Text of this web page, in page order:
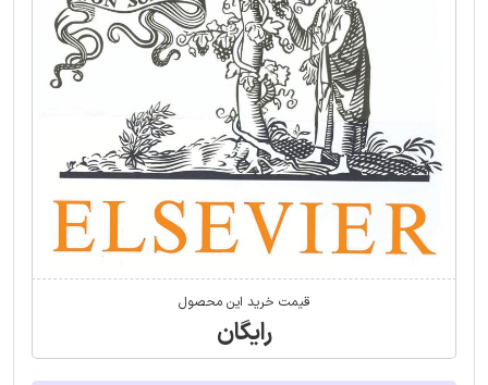
قیمت خرید این محصول
رایگان